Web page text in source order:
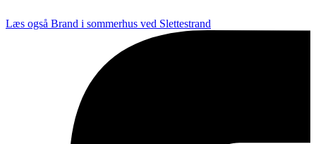
Læs også Brand i sommerhus ved Slettestrand